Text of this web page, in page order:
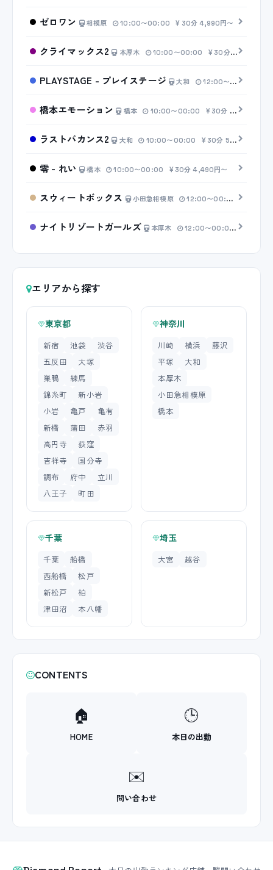
ゼロワン 相模原 10:00〜00:00 30分 4,990円〜
クライマックス2 本厚木 10:00〜00:00 30分 4,000円〜
PLAYSTAGE - プレイステージ 大和 12:00〜00:00
橋本エモーション 橋本 10:00〜00:00 30分 6,000円〜
ラストバカンス2 大和 10:00〜00:00 30分 5,900円〜
零 - れい 橋本 10:00〜00:00 30分 4,490円〜
スウィートボックス 小田急相模原 12:00〜00:00
ナイトリゾートガールズ 本厚木 12:00〜00:00
エリアから探す
東京都
新宿 池袋
渋谷
五反田
大塚
巣鴨
練馬
錦糸町
新小岩
小岩
亀戸
亀有
新橋
蒲田
赤羽
高円寺
荻窪
吉祥寺
国分寺
調布
府中
立川
八王子
町田
神奈川
川崎 横浜
藤沢
平塚
大和
本厚木
小田急相模原
橋本
千葉
千葉
船橋
西船橋
松戸
新松戸
柏
津田沼
本八幡
埼玉
大宮 越谷
CONTENTS
🏠
HOME
🕒
本日の出勤
✉️
問い合わせ